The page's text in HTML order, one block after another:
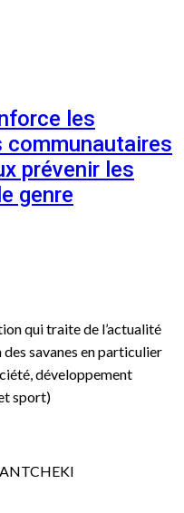
les
prévenir les
genre
qui traite de l’actualité
savanes en particulier
développement
sport)